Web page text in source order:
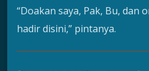
“Doakan saya, Pak, Bu, dan
hadir disini,” pintanya.